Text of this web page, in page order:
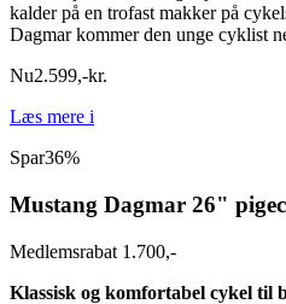
kalder på en trofast makker på
Dagmar kommer den unge cyklist
Nu2.599,-kr.
Læs mere i
Spar36%
Mustang Dagmar 26"
Medlemsrabat 1.700,-
Klassisk og komfortabel cykel til